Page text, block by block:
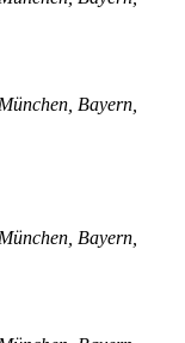
Bayern,
Bayern,